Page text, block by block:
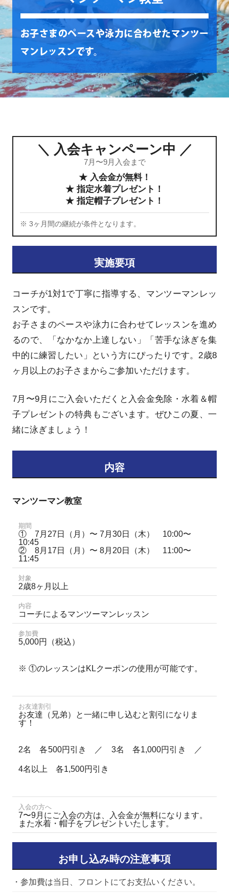
お子さまのペースや泳力に合わせたマンツー
マンレッスンです。
＼ 入会キャンペーン中 ／
7月〜9月入会まで
★ 入会金が無料！
★ 指定水着プレゼント！
★ 指定帽子プレゼント！
※ 3ヶ月間の継続が条件となります。
実施要項
コーチが1対1で丁寧に指導する、マンツーマンレッ
スンです。
お子さまのペースや泳力に合わせてレッスンを進め
るので、「なかなか上達しない」「苦手な泳ぎを集
中的に練習したい」という方にぴったりです。2歳8
ヶ月以上のお子さまからご参加いただけます。
7月〜9月にご入会いただくと入会金免除・水着＆帽
子プレゼントの特典もございます。ぜひこの夏、一
緒に泳ぎましょう！
内容
マンツーマン教室
期間
① 7月27日（月）〜 7月30日（木） 10:00〜
10:45
② 8月17日（月）〜 8月20日（木） 11:00〜
11:45
対象
2歳8ヶ月以上
内容
コーチによるマンツーマンレッスン
参加費
5,000円（税込）
※ ①のレッスンはKLクーポンの使用が可能です。
お友達割引
お友達（兄弟）と一緒に申し込むと割引になりま
す！
2名 各500円引き ／ 3名 各1,000円引き ／
4名以上 各1,500円引き
入会の方へ
7〜9月にご入会の方は、入会金が無料になります。
また水着・帽子をプレゼントいたします。
お申し込み時の注意事項
・参加費は当日、フロントにてお支払いください。